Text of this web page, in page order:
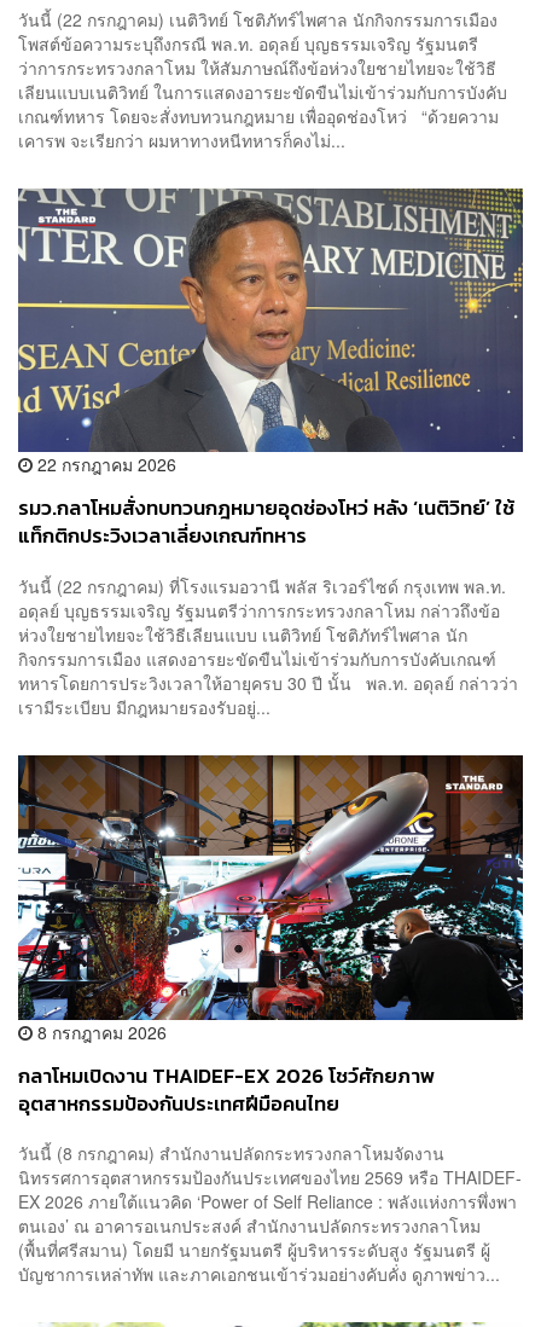
วันนี้ (22 กรกฎาคม) เนติวิทย์ โชติภัทร์ไพศาล นักกิจกรรมการเมือง
โพสต์ข้อความระบุถึงกรณี พล.ท. อดุลย์ บุญธรรมเจริญ รัฐมนตรี
ว่าการกระทรวงกลาโหม ให้สัมภาษณ์ถึงข้อห่วงใยชายไทยจะใช้วิธี
เลียนแบบเนติวิทย์ ในการแสดงอารยะขัดขืนไม่เข้าร่วมกับการบังคับ
เกณฑ์ทหาร โดยจะสั่งทบทวนกฎหมาย เพื่ออุดช่องโหว่ “ด้วยความ
เคารพ จะเรียกว่า ผมหาทางหนีทหารก็คงไม่...
22 กรกฎาคม 2026
รมว.กลาโหมสั่งทบทวนกฎหมายอุดช่องโหว่ หลัง ‘เนติวิทย์’ ใช้
แท็กติกประวิงเวลาเลี่ยงเกณฑ์ทหาร
วันนี้ (22 กรกฎาคม) ที่โรงแรมอวานี พลัส ริเวอร์ไซด์ กรุงเทพ พล.ท.
อดุลย์ บุญธรรมเจริญ รัฐมนตรีว่าการกระทรวงกลาโหม กล่าวถึงข้อ
ห่วงใยชายไทยจะใช้วิธีเลียนแบบ เนติวิทย์ โชติภัทร์ไพศาล นัก
กิจกรรมการเมือง แสดงอารยะขัดขืนไม่เข้าร่วมกับการบังคับเกณฑ์
ทหารโดยการประวิงเวลาให้อายุครบ 30 ปี นั้น พล.ท. อดุลย์ กล่าวว่า
เรามีระเบียบ มีกฎหมายรองรับอยู่...
8 กรกฎาคม 2026
กลาโหมเปิดงาน THAIDEF-EX 2026 โชว์ศักยภาพ
อุตสาหกรรมป้องกันประเทศฝีมือคนไทย
วันนี้ (8 กรกฎาคม) สำนักงานปลัดกระทรวงกลาโหมจัดงาน
นิทรรศการอุตสาหกรรมป้องกันประเทศของไทย 2569 หรือ THAIDEF-
EX 2026 ภายใต้แนวคิด ‘Power of Self Reliance : พลังแห่งการพึ่งพา
ตนเอง’ ณ อาคารอเนกประสงค์ สำนักงานปลัดกระทรวงกลาโหม
(พื้นที่ศรีสมาน) โดยมี นายกรัฐมนตรี ผู้บริหารระดับสูง รัฐมนตรี ผู้
บัญชาการเหล่าทัพ และภาคเอกชนเข้าร่วมอย่างคับคั่ง ดูภาพข่าว...